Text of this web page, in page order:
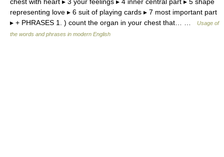
representing love ▸ 6 suit of playing cards ▸ 7 most important part
▸ + PHRASES 1. ) count the organ in your chest that… …
Usage of
the words and phrases in modern English